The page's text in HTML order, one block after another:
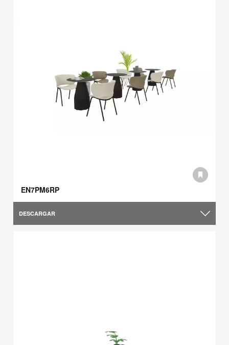
EN7PM6RP
DESCARGAR